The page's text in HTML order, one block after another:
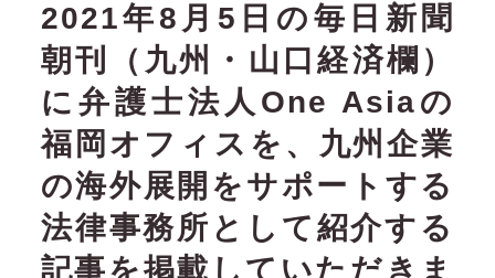
2021年8月5日の毎日新聞
朝刊（九州・山口経済欄）
に弁護士法人One Asiaの
福岡オフィスを、九州企業
の海外展開をサポートする
法律事務所として紹介する
記事を掲載していただきま